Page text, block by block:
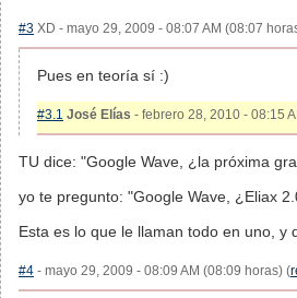
#3 XD - mayo 29, 2009 - 08:07 AM (08:07
Pues en teoría sí :)
#3.1 José Elías - febrero 28, 2010 - 08:15
TU dice: "Google Wave, ¿la próxima
yo te pregunto: "Google Wave, ¿Eliax
Esta es lo que le llaman todo en uno, y
#4 - mayo 29, 2009 - 08:09 AM (08:09 horas) (